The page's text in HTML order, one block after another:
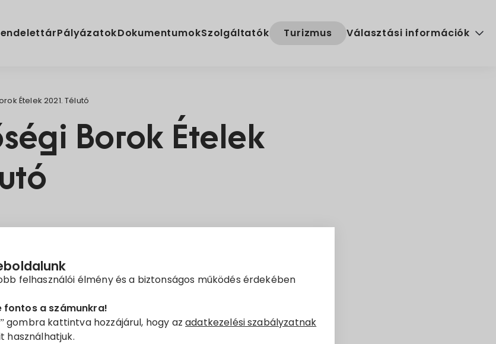
felhasználói élmény és a biztonságos működés érdekében
fontos a számunkra!
gombra kattintva hozzájárul, hogy azadatkezelési szabályzatnak
használhatjuk.
PályázatokDokumentumokSzolgáltatók Turizmus Választási információk
Ételek 2021. Télutó
Borok Ételek